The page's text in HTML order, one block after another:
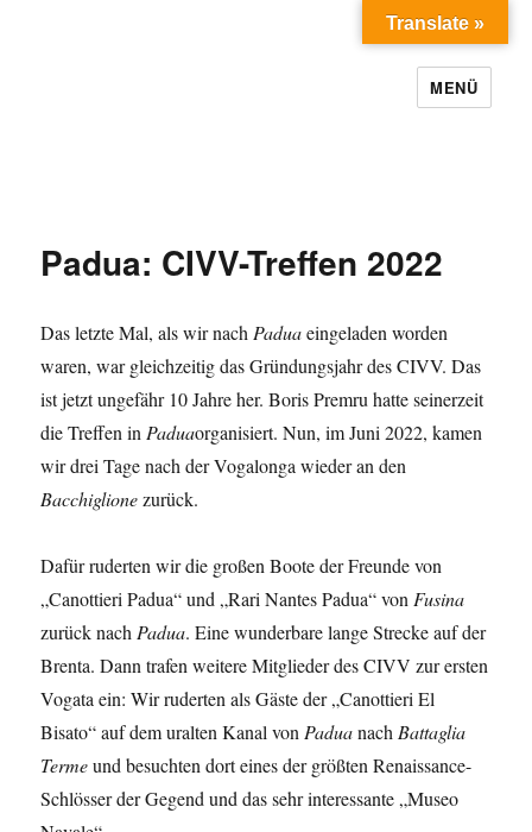
MENÜ
Padua: CIVV-Treffen 2022
Das letzte Mal, als wir nach Paduaeingeladen worden
waren, war gleichzeitig das Gründungsjahr des CIVV. Das
ist jetzt ungefähr 10 Jahre her. Boris Premru hatte seinerzeit
die Treffen in Paduaorganisiert. Nun, im Juni 2022, kamen
wir drei Tage nach der Vogalonga wieder an den
Bacchiglionezurück.
Dafür ruderten wir die großen Boote der Freunde von
„Canottieri Padua“ und „Rari Nantes Padua“ von Fusina
zurück nach Padua. Eine wunderbare lange Strecke auf der
Brenta. Dann trafen weitere Mitglieder des CIVV zur ersten
Vogata ein: Wir ruderten als Gäste der „Canottieri El
Bisato“ auf dem uralten Kanal von Paduanach Battaglia
Termeund besuchten dort eines der größten Renaissance-
Schlösser der Gegend und das sehr interessante „Museo
Translate »